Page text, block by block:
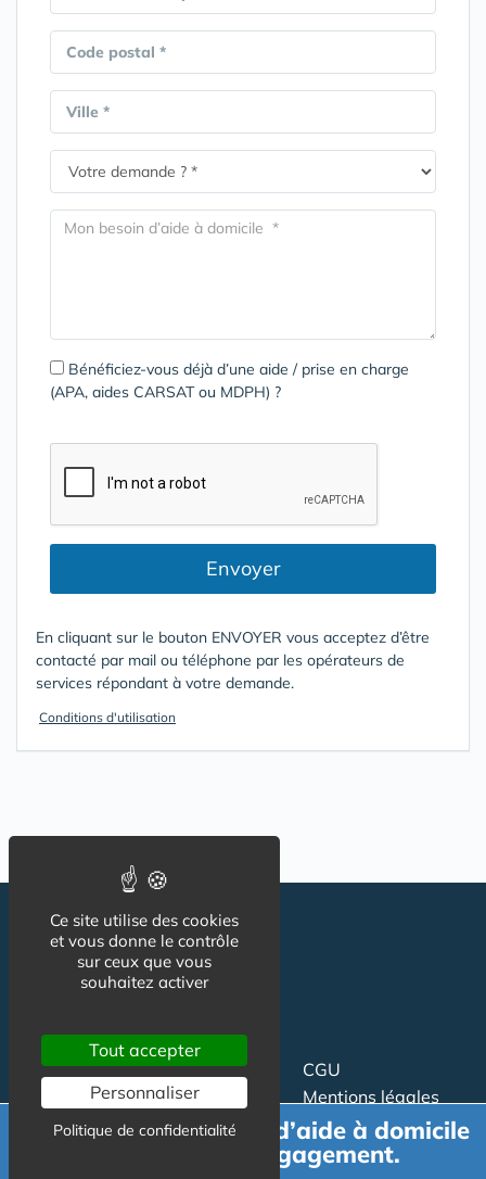
Code postal *
Ville *
Bénéficiez-vous déjà d’une aide / prise en charge
(APA, aides CARSAT ou MDPH) ?
Envoyer
En cliquant sur le bouton ENVOYER vous acceptez d’être
contacté par mail ou téléphone par les opérateurs de
services répondant à votre demande.
Conditions d'utilisation
Suivez-nous
CGU
Mentions légales
Charte
Proposer un article
Demande de devis d’aide à domicile
gratuit et sans engagement.
Ce site utilise des cookies
et vous donne le contrôle
sur ceux que vous
souhaitez activer
Tout accepter
Personnaliser
Politique de confidentialité